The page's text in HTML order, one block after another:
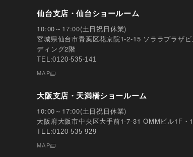
仙台支店・仙台ショールーム
10:00～17:00(土日祝日休業)
宮城県仙台市青葉区花京院1-2-15 ソララプラザ
ディング2階
TEL:0120-535-141
MAP
大阪支店・天満橋ショールーム
10:00～17:00(土日祝日休業)
大阪府大阪市中央区大手前1-7-31 OMMビル1F・
TEL:0120-535-929
MAP